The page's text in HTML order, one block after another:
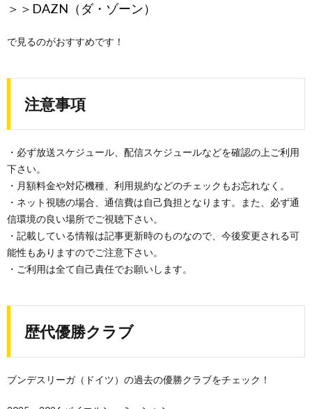
＞＞ DAZN（ダ・ゾーン）
で見るのがおすすめです！
注意事項
・必ず放送スケジュール、配信スケジュールなどを確認の上ご利用
下さい。
・月額料金や対応機種、利用規約などのチェックもお忘れなく。
・ネット視聴の場合、通信費は自己負担となります。また、必ず通
信環境の良い場所でご視聴下さい。
・記載している情報は記事更新時のものなので、今後変更される可
能性もありますのでご注意下さい。
・ご利用は全て自己責任でお願いします。
歴代優勝クラブ
ブンデスリーガ（ドイツ）の過去の優勝クラブをチェック！